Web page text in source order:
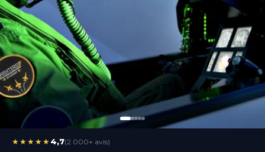
★★★★★4,7(2 000+ avis)